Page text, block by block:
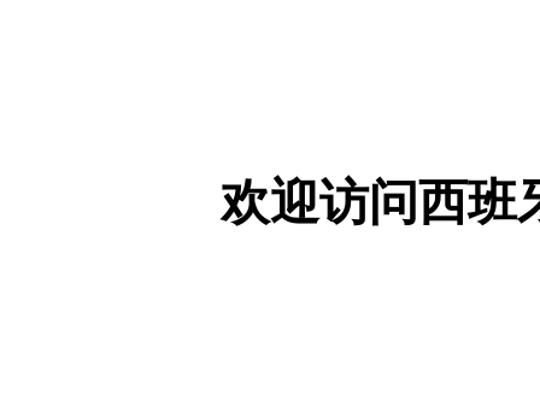
欢迎访问西班